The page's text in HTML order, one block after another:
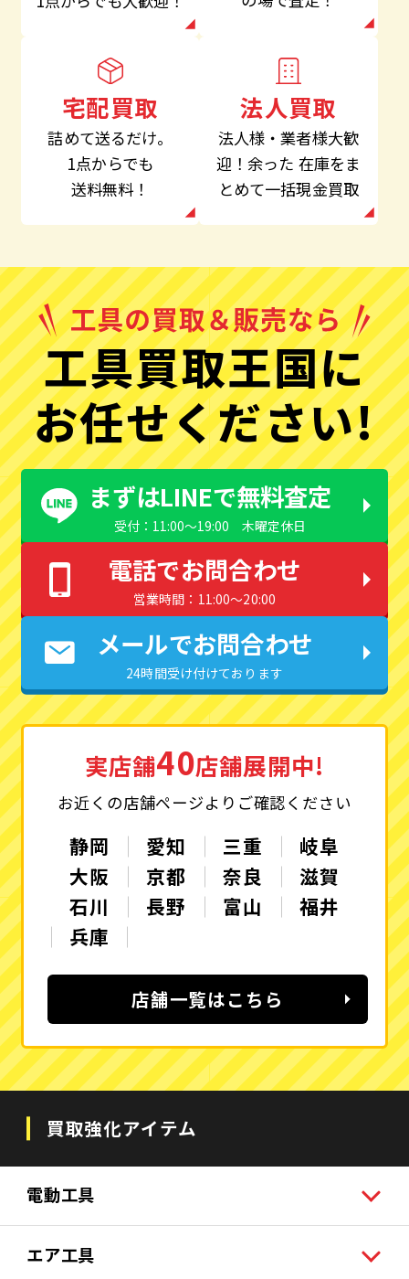
宅配買取
詰めて送るだけ。
1点からでも
送料無料！
法人買取
法人様・業者様大歓
迎！余った 在庫をま
とめて一括現金買取
工具買取王国に
お任せください!
まずはLINEで無料査定
受付：11:00〜19:00 木曜定休日
電話でお問合わせ
営業時間：11:00〜20:00
メールでお問合わせ
24時間受け付けております
実店舗40店舗展開中!
お近くの店舗ページよりご確認ください
静岡 愛知 三重
岐阜
大阪
京都 奈良
滋賀
石川
長野 富山
福井
兵庫
店舗一覧はこちら
買取強化アイテム
電動工具
エア工具